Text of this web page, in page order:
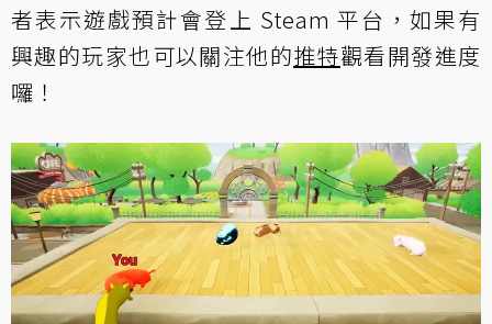
者表示遊戲預計會登上 Steam 平台，如果有
興趣的玩家也可以關注他的推特觀看開發進度
囉！